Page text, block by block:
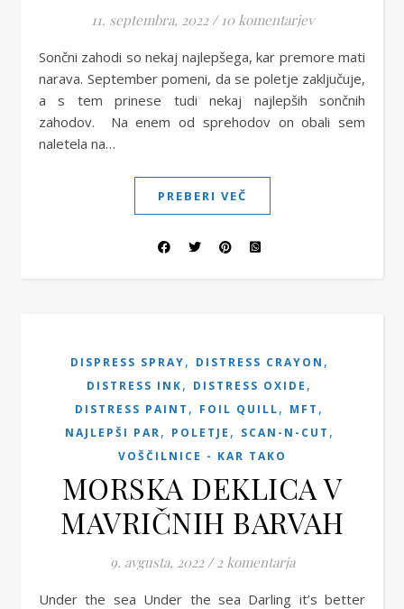
11. septembra, 2022 / 10 komentarjev
Sončni zahodi so nekaj najlepšega, kar premore mati
narava. September pomeni, da se poletje zaključuje,
a s tem prinese tudi nekaj najlepših sončnih
zahodov. Na enem od sprehodov on obali sem
naletela na…
PREBERI VEČ
DISPRESS SPRAY, DISTRESS CRAYON ,
DISTRESS INK, DISTRESS OXIDE ,
DISTRESS PAINT , FOIL QUILL, MFT ,
NAJLEPŠI PAR, POLETJE , SCAN-N-CUT ,
VOŠČILNICE - KAR TAKO
MORSKA DEKLICA V
MAVRIČNIH BARVAH
9. avgusta, 2022 / 2 komentarja
Under the sea Under the sea Darling it’s better